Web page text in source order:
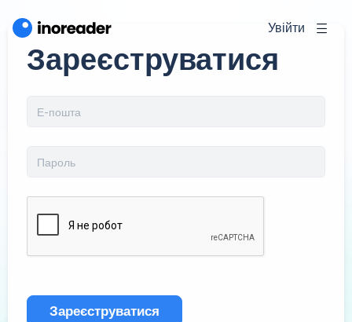
Увійти
Зареєструватися
Зареєструватися